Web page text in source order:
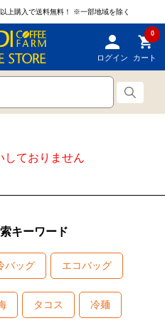
上購入で送料無料！ ※一部地域を除く
ログイン
0
カート
しておりません
キーワード
バッグ エコバッグ
タコス 冷麺